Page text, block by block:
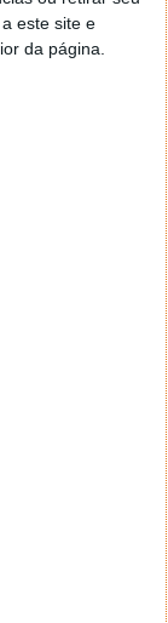
este site e
da página.
grupo são os
apenas
permitem